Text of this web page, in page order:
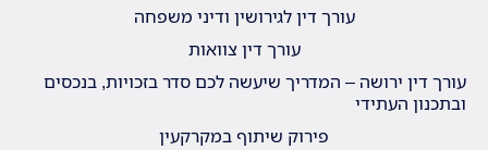
עורך דין לגירושין ודיני משפחה
עורך דין צוואות
עורך דין ירושה – המדריך שיעשה לכם סדר בזכויות, בנכסים
ובתכנון העתידי
פירוק שיתוף במקרקעין